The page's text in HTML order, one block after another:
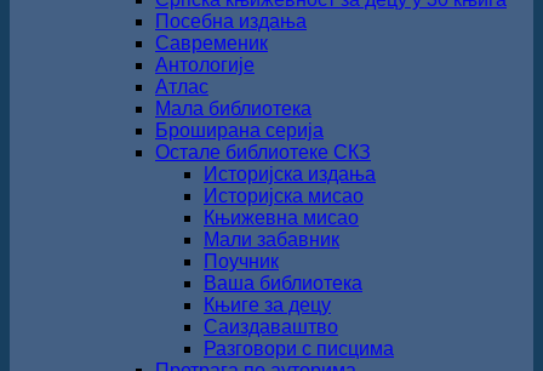
Посебна издања
Савременик
Антологије
Атлас
Мала библиотека
Броширана серија
Остале библиотеке СКЗ
Историјска издања
Историјска мисао
Књижевна мисао
Мали забавник
Поучник
Ваша библиотека
Књиге за децу
Саиздаваштво
Разговори с писцима